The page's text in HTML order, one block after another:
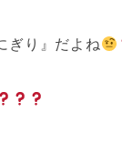
ぎり』だよね